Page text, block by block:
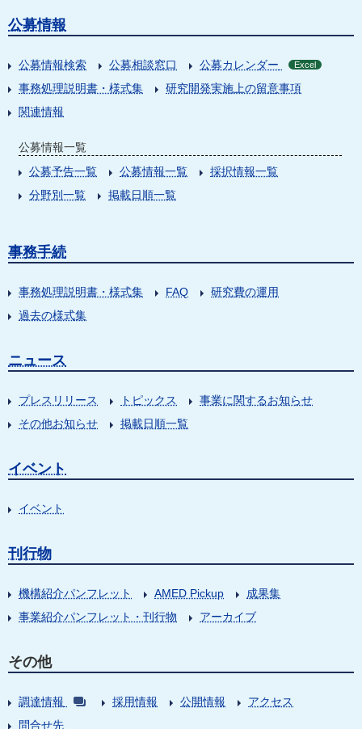
公募情報
公募情報検索 公募相談窓口 公募カレンダー Excel
事務処理説明書・様式集
研究開発実施上の留意事項
関連情報
公募情報一覧
公募予告一覧
公募情報一覧
採択情報一覧
分野別一覧
掲載日順一覧
事務手続
事務処理説明書・様式集 FAQ
研究費の運用
過去の様式集
ニュース
プレスリリース トピックス
事業に関するお知らせ
その他お知らせ
掲載日順一覧
イベント
イベント
刊行物
機構紹介パンフレット AMED Pickup
成果集
事業紹介パンフレット・刊行物
アーカイブ
その他
調達情報 採用情報 公開情報
アクセス
問合せ先